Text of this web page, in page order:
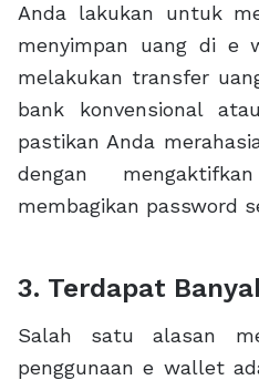
Anda lakukan untuk
menyimpan uang di e
melakukan transfer
bank konvensional
pastikan Anda
dengan
membagikan password
3. Terdapat
Salah satu alasan
penggunaan e wallet